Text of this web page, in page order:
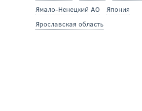
Ямало-Ненецкий АО
Япония
Ярославская область